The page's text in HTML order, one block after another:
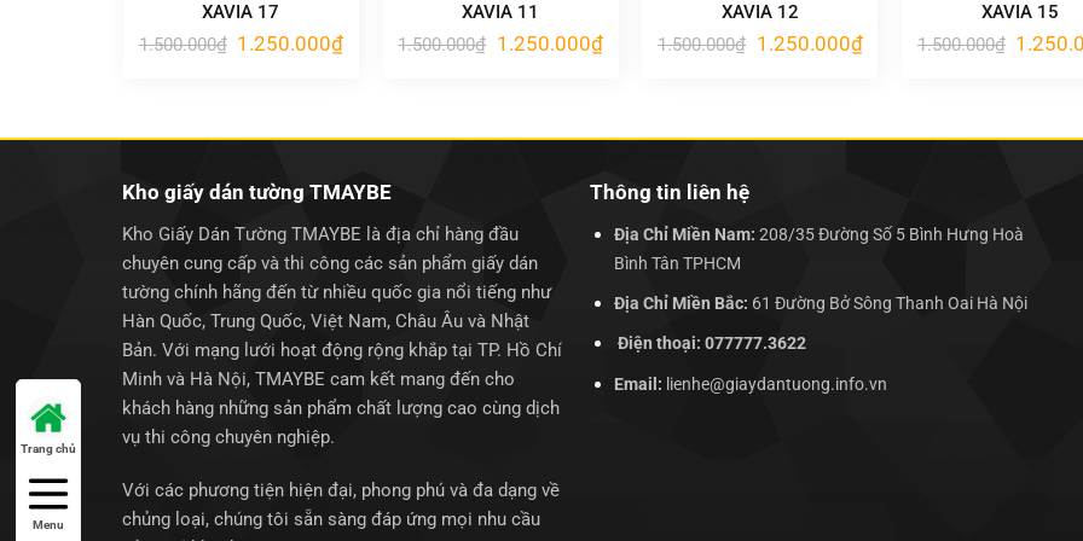
XAVIA 17
1.500.000₫ Giá
1.250.000₫Giá
XAVIA 11
1.500.000₫ Giá
1.250.000₫Giá
hiện
XAVIA 12
1.500.000₫ Giá
1.250.000₫Giá
hiện
XAVIA 15
1.500.000₫ Giá
Kho giấy dán tường TMAYBE
Kho Giấy Dán Tường TMAYBE là địa chỉ hàng đầu
chuyên cung cấp và thi công các sản phẩm giấy dán
tường chính hãng đến từ nhiều quốc gia nổi tiếng như
Hàn Quốc, Trung Quốc, Việt Nam, Châu Âu và Nhật
Bản. Với mạng lưới hoạt động rộng khắp tại TP. Hồ Chí
Minh và Hà Nội, TMAYBE cam kết mang đến cho
khách hàng những sản phẩm chất lượng cao cùng dịch
vụ thi công chuyên nghiệp.
Với các phương tiện hiện đại, phong phú và đa dạng về
chủng loại, chúng tôi sẵn sàng đáp ứng mọi nhu cầu
Thông tin liên hệ
Địa Chỉ Miền Nam: 208/35 Đường Số 5 Bình Hưng Hoà
Bình Tân TPHCM
Địa Chỉ Miền Bắc: 61 Đường Bở Sông Thanh Oai Hà Nội
Điện thoại: 077777.3622
Email: lienhe@giaydantuong.info.vn
Trang chủ
Menu